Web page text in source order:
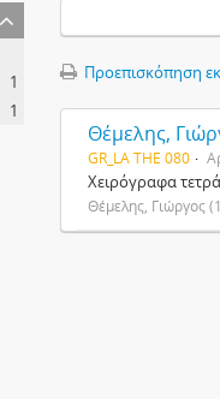
1
1
Προεπισκόπηση
Θέμελης,
GR_LA THE 080
Χειρόγραφα
Θέμελης, Γιώργος